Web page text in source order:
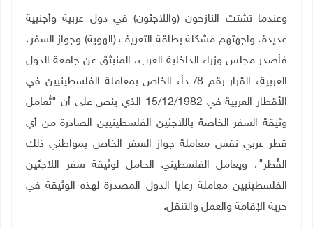
وعندما تشتت النازحون (واللاجئون) في دول عربية وأجنبية
عديدة، واجهتهم مشكلة بطاقة التعريف (الهوية) وجواز السفر،
فأصدر مجلس وزراء الداخلية العرب، المنبثق عن جامعة الدول
العربية، القرار رقم 8/ دأ، الخاص بمعاملة الفلسطينيين في
الأقطار العربية في 15/12/1982 الذي ينص على أن "تُعامل
وثيقة السفر الخاصة باللاجئين الفلسطينيين الصادرة من أي
قطر عربي نفس معاملة جواز السفر الخاص بمواطني ذلك
القُطر"، ويعامل الفلسطيني الحامل لوثيقة سفر اللاجئين
الفلسطينيين معاملة رعايا الدول المصدرة لهذه الوثيقة في
حرية الإقامة والعمل والتنقل.